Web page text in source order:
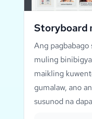
Storyboard
Ang
muling
maikling
gumalaw, ano
susunod na